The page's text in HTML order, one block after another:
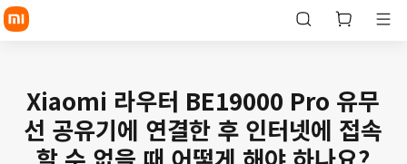
Xiaomi 라우터 BE19000 Pro 유무
선 공유기에 연결한 후 인터넷에 접속